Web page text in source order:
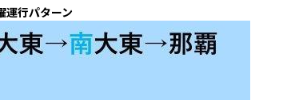
運行パターン